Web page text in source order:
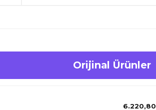
başlayınız.
Orijinal Ürünler
6.220,80